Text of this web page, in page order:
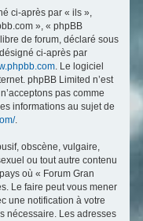
ci-après par « ils »,
», « phpBB
de forum, déclaré sous
ci-après par
. Le logiciel
phpBB Limited n’est
pas comme
informations au sujet de
.
obscène, vulgaire,
ou tout autre contenu
où « Forum Gran
Le faire peut vous mener
une notification à votre
nécessaire. Les adresses